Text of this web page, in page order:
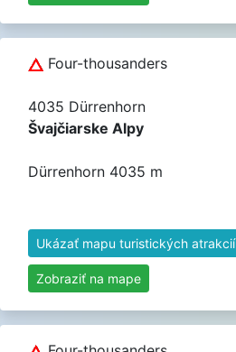
Four-thousanders
4035 Dürrenhorn
Švajčiarske Alpy
Dürrenhorn 4035 m
Ukázať mapu turistických atrakcií
Zobraziť na mape